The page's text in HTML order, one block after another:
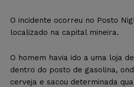
O incidente ocorreu no Posto
localizado na capital mineira.
O homem havia ido a uma loja
dentro do posto de gasolina,
cerveja e sacou determinada